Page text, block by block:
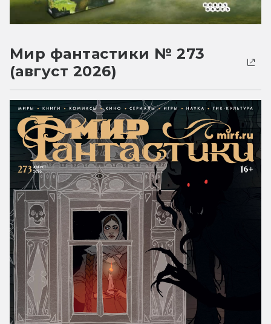
Мир фантастики № 273
(август 2026)